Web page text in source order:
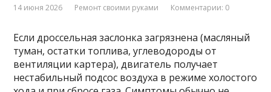
14 июня 2026 Ремонт своими руками Комментарии: 0
Если дроссельная заслонка загрязнена (масляный
туман, остатки топлива, углеводороды от
вентиляции картера), двигатель получает
нестабильный подсос воздуха в режиме холостого